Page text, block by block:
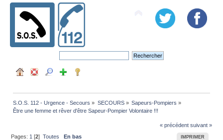
S.O.S. 112 - Urgence - Secours » SECOURS» Sapeurs-Pompiers »
Être une femme et rêver d'être Sapeur-Pompier Volontaire !!!
« précédent suivant »
IMPRIMER
Pages: 1 [2]Toutes En bas